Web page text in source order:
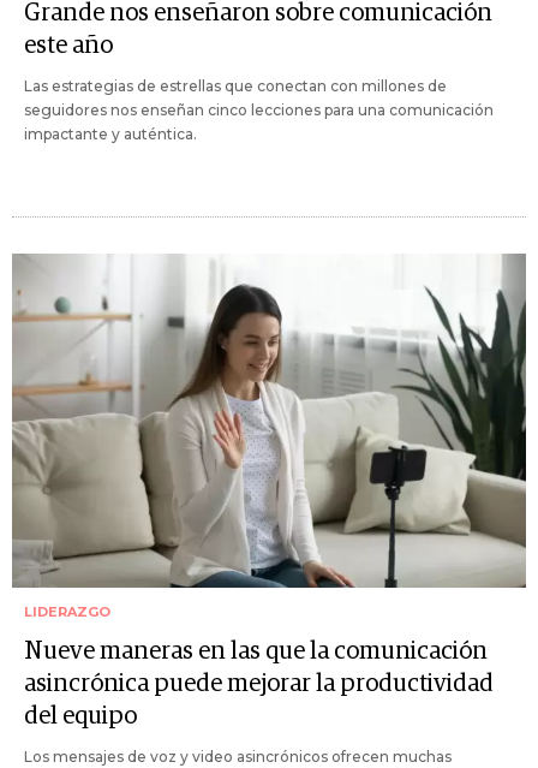
Grande nos enseñaron sobre comunicación
este año
Las estrategias de estrellas que conectan con millones de
seguidores nos enseñan cinco lecciones para una comunicación
impactante y auténtica.
LIDERAZGO
Nueve maneras en las que la comunicación
asincrónica puede mejorar la productividad
del equipo
Los mensajes de voz y video asincrónicos ofrecen muchas